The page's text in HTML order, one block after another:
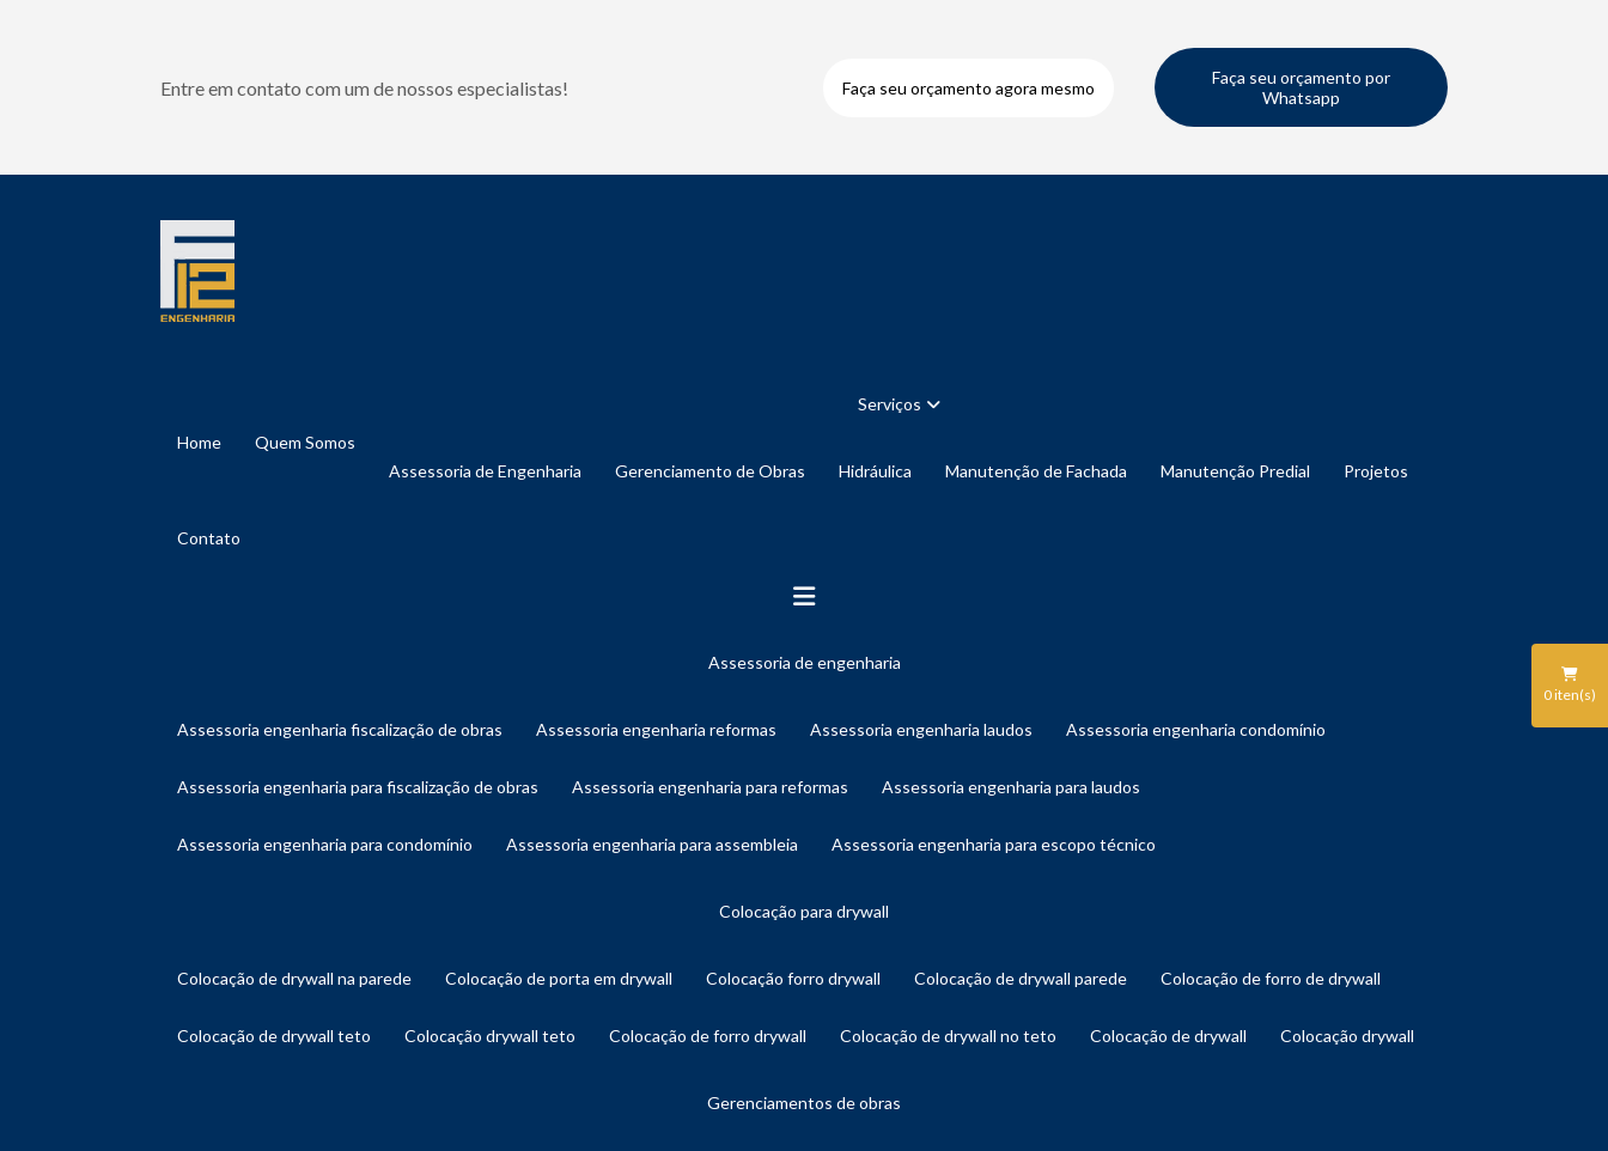
Entre em contato com um de nossos especialistas! Faça seu orçamento agora mesmo
Faça seu orçamento por
Whatsapp
Home Quem Somos
Serviços
Assessoria de Engenharia Gerenciamento de Obras Hidráulica Manutenção de Fachada Manutenção Predial Projetos
Contato
assessoria de engenharia
assessoria engenharia fiscalização de obras assessoria engenharia reformas assessoria engenharia laudos assessoria engenharia condomínio
assessoria engenharia para fiscalização de obras assessoria engenharia para reformas assessoria engenharia para laudos
assessoria engenharia para condomínio assessoria engenharia para assembleia assessoria engenharia para escopo técnico
colocação para drywall
colocação de drywall na parede colocação de porta em drywall colocação forro drywall colocação de drywall parede colocação de forro de drywall
colocação de drywall teto colocação drywall teto colocação de forro drywall colocação de drywall no teto colocação de drywall colocação drywall
gerenciamentos de obras
0iten(s)